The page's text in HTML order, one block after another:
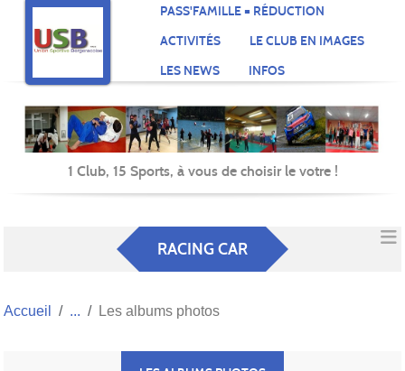
PASS'FAMILLE = RÉDUCTION
ACTIVITÉS
LE CLUB EN IMAGES
LES NEWS
INFOS
1 Club, 15 Sports, à vous de choisir le votre !
RACING CAR
Accueil Les albums photos
Panneau de gestion des cookies